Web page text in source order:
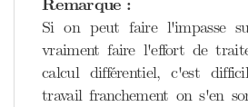
Remarque :
Si on peut faire l'impasse
vraiment faire l'effort de
calcul différentiel, c'est
travail franchement on s'en